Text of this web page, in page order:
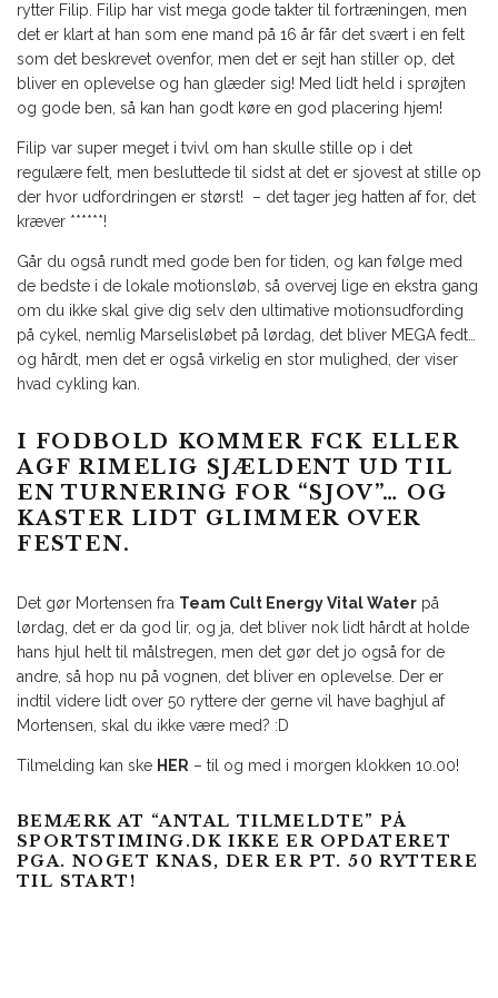
rytter Filip. Filip har vist mega gode takter til fortræningen, men
det er klart at han som ene mand på 16 år får det svært i en felt
som det beskrevet ovenfor, men det er sejt han stiller op, det
bliver en oplevelse og han glæder sig! Med lidt held i sprøjten
og gode ben, så kan han godt køre en god placering hjem!
Filip var super meget i tvivl om han skulle stille op i det
regulære felt, men besluttede til sidst at det er sjovest at stille op
der hvor udfordringen er størst! – det tager jeg hatten af for, det
kræver ******!
Går du også rundt med gode ben for tiden, og kan følge med
de bedste i de lokale motionsløb, så overvej lige en ekstra gang
om du ikke skal give dig selv den ultimative motionsudfording
på cykel, nemlig Marselisløbet på lørdag, det bliver MEGA fedt…
og hårdt, men det er også virkelig en stor mulighed, der viser
hvad cykling kan.
I FODBOLD KOMMER FCK ELLER
AGF RIMELIG SJÆLDENT UD TIL
EN TURNERING FOR “SJOV”… OG
KASTER LIDT GLIMMER OVER
FESTEN.
Det gør Mortensen fra Team Cult Energy Vital Water på
lørdag, det er da god lir, og ja, det bliver nok lidt hårdt at holde
hans hjul helt til målstregen, men det gør det jo også for de
andre, så hop nu på vognen, det bliver en oplevelse. Der er
indtil videre lidt over 50 ryttere der gerne vil have baghjul af
Mortensen, skal du ikke være med? :D
Tilmelding kan ske HER – til og med i morgen klokken 10.00!
BEMÆRK AT “ANTAL TILMELDTE” PÅ
SPORTSTIMING.DK IKKE ER OPDATERET
PGA. NOGET KNAS, DER ER PT. 50 RYTTERE
TIL START!